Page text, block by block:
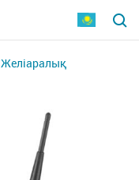
Желіаралық